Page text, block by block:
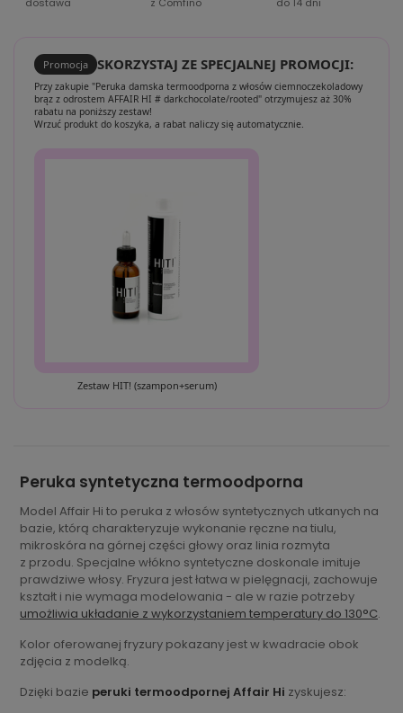
dostawa z Comfino do 14 dni
Promocja SKORZYSTAJ ZE SPECJALNEJ PROMOCJI:
Przy zakupie "Peruka damska termoodporna z włosów ciemnoczekoladowy
brąz z odrostem AFFAIR HI # darkchocolate/rooted" otrzymujesz aż 30%
rabatu na poniższy zestaw!
Wrzuć produkt do koszyka, a rabat naliczy się automatycznie.
Zestaw HIT! (szampon+serum)
Peruka syntetyczna termoodporna
Model Affair Hi to peruka z włosów syntetycznych utkanych na
bazie, którą charakteryzuje wykonanie ręczne na tiulu,
mikroskóra na górnej części głowy oraz linia rozmyta
z przodu. Specjalne włókno syntetyczne doskonale imituje
prawdziwe włosy. Fryzura jest łatwa w pielęgnacji, zachowuje
kształt i nie wymaga modelowania - ale w razie potrzeby
umożliwia układanie z wykorzystaniem temperatury do 130°C.
Kolor oferowanej fryzury pokazany jest w kwadracie obok
zdjęcia z modelką.
Dzięki bazie peruki termoodpornej Affair Hi zyskujesz: